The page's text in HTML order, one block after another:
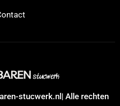
stucwerk.nl| Alle rechten